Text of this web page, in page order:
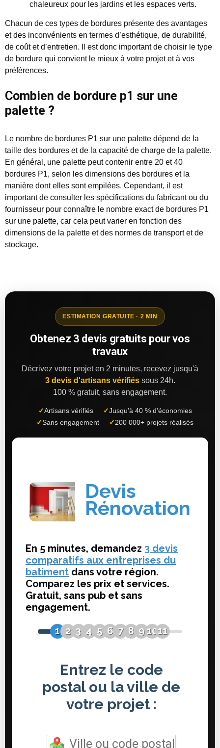
chaleureux pour les jardins et les espaces verts.
Chacun de ces types de bordures présente des avantages
et des inconvénients en termes d’esthétique, de durabilité,
de coût et d’entretien. Il est donc important de choisir le type
de bordure qui convient le mieux à votre projet et à vos
préférences.
Combien de bordure p1 sur une
palette ?
Le nombre de bordures P1 sur une palette dépend de la
taille des bordures et de la capacité de charge de la palette.
En général, une palette peut contenir entre 20 et 40
bordures P1, selon les dimensions des bordures et la
manière dont elles sont empilées. Cependant, il est
important de consulter les spécifications du fabricant ou du
fournisseur pour connaître le nombre exact de bordures P1
sur une palette, car cela peut varier en fonction des
dimensions de la palette et des normes de transport et de
stockage.
ESTIMATION GRATUITE · 2 MIN
Obtenez 3 devis gratuits pour vos
travaux
Décrivez votre projet en 2 minutes, recevez jusqu'à
3 devis d'artisans vérifiéssous 24h.
100 % gratuit, sans engagement.
✓Artisans vérifiés ✓Jusqu'à 40 % d'économies
✓Sans engagement ✓200 000+ projets réalisés